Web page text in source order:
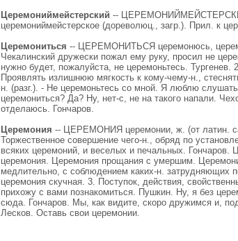
Церемониймейстерский --
церемониймейстерское (дореволюц., загр.). Прил. к
Церемониться -- ЦЕРЕМОНИТЬСЯ церемонюсь,
Чекалинский дружески пожал ему руку, просил не
нужно будет, пожалуйста, не церемоньтесь.
Проявлять излишнюю мягкость к кому-чему-н.,
н. (разг.). - Не церемоньтесь со мной. Я люблю
церемониться? Да? Ну, нет-с, не на такого напали.
отделаюсь. Гончаров.
Церемония -- ЦЕРЕМОНИЯ церемонии, ж. (от латин.
Торжественное совершение чего-н., обряд по
всяких церемоний, и веселых и печальных. Гончаров.
церемония. Церемония прощания с умершим.
медлительно, с соблюдением каких-н. затрудняющих
церемония скучная. 3. Поступок, действия,
прихожу с вами познакомиться. Пушкин. Ну, я без
сюда. Гончаров. Мы, как видите, скоро дружимся и,
Лесков. Оставь свои церемонии.